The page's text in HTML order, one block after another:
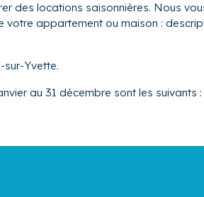
des locations saisonnières. Nous
votre appartement ou maison :
sur-Yvette.
au 31 décembre sont les suivants :